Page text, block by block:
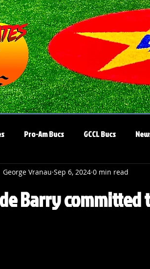
Pro-Am Bucs GCCL Bucs
Barry
George Vranau Sep 6, 2024 0 min read